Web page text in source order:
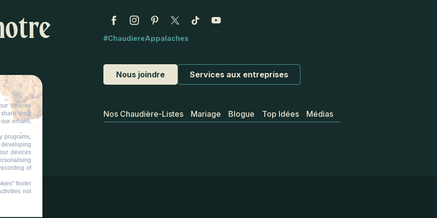
#ChaudiereAppalaches
Nous joindre Services aux entreprises
Nos Chaudière-Listes Mariage Blogue Top Idées Médias
devices
your
emails,
programs,
developing
devices
of
footer
not